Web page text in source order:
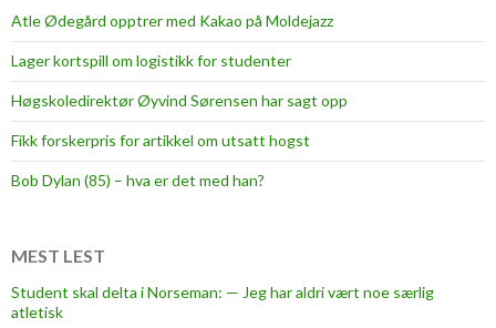
o
d
e
k
s
l
e
d
i
g
t
l
Atle Ødegård opptrer med Kakao på Moldejazz
Lager kortspill om logistikk for studenter
Høgskoledirektør Øyvind Sørensen har sagt opp
Fikk forskerpris for artikkel om utsatt hogst
Bob Dylan (85) – hva er det med han?
MEST LEST
Student skal delta i Norseman: — Jeg har aldri vært noe særlig
atletisk